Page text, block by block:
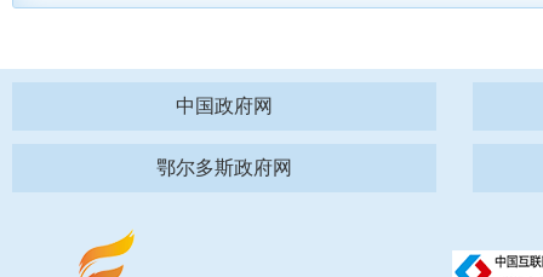
中国政府网
鄂尔多斯政府网